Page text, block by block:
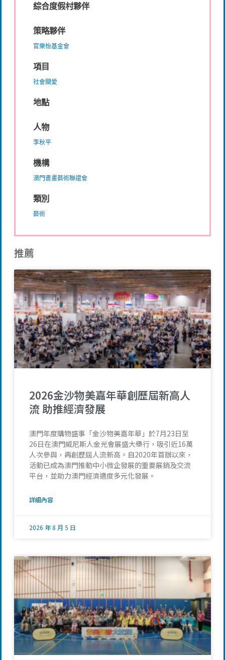
綜合度假村夥伴
策略夥伴
官樂怡基金會
項目
社會關愛
地點
人物
李秋平
機構
澳門書畫藝術聯誼會
類別
藝術
推薦
2026金沙物美嘉年華創歷屆新高人
流 助推經濟發展
澳門年度購物盛事「金沙物美嘉年華」於7月23日至
26日在澳門威尼斯人金光會展盛大舉行，吸引近16萬
人次參與，再創歷屆人流新高。自2020年首辦以來，
活動已成為澳門推動中小微企發展的重要展銷及交流
平台，並助力澳門經濟適度多元化發展。
詳細內容
2026 年 8 月 5 日